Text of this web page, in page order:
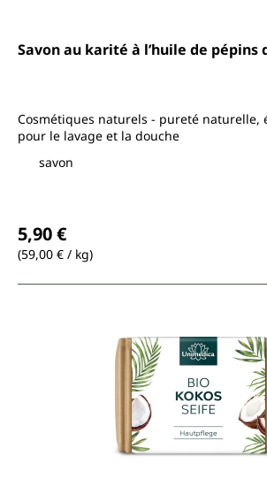
Savon au karité à l’huile de pépins
Cosmétiques naturels - pureté naturelle,
pour le lavage et la douche
savon
5,90 €
(59,00 € / kg)